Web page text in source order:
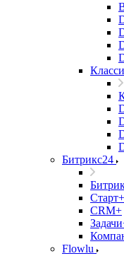
Битрикс24
Старт+
CRM+
Flowlu